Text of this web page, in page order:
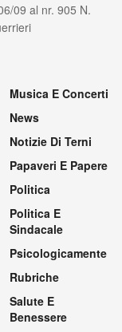
09 al nr. 905 N.
Musica E Concerti
News
Notizie Di Terni
Papaveri E Papere
Politica
Politica E
Sindacale
Psicologicamente
Rubriche
Salute E
Benessere